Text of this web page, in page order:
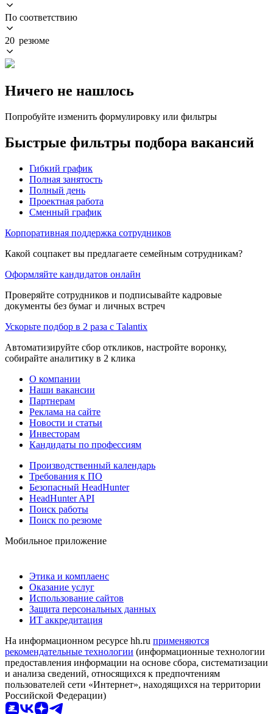
По соответствию
20 резюме
Ничего не нашлось
Попробуйте изменить формулировку или фильтры
Быстрые фильтры подбора вакансий
Гибкий график
Полная занятость
Полный день
Проектная работа
Сменный график
Корпоративная поддержка сотрудников
Какой соцпакет вы предлагаете семейным сотрудникам?
Оформляйте кандидатов онлайн
Проверяйте сотрудников и подписывайте кадровые
документы без бумаг и личных встреч
Ускорьте подбор в 2 раза с Talantix
Автоматизируйте сбор откликов, настройте воронку,
собирайте аналитику в 2 клика
О компании
Наши вакансии
Партнерам
Реклама на сайте
Новости и статьи
Инвесторам
Кандидаты по профессиям
Производственный календарь
Требования к ПО
Безопасный HeadHunter
HeadHunter API
Поиск работы
Поиск по резюме
Мобильное приложение
Этика и комплаенс
Оказание услуг
Использование сайтов
Защита персональных данных
ИТ аккредитация
На информационном ресурсе hh.ru применяются
рекомендательные технологии (информационные технологии
предоставления информации на основе сбора, систематизации
и анализа сведений, относящихся к предпочтениям
пользователей сети «Интернет», находящихся на территории
Российской Федерации)